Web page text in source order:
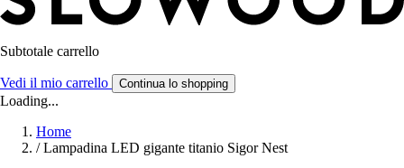
Subtotale carrello
Vedi il mio carrello Continua lo shopping
Loading...
Home
/ Lampadina LED gigante titanio Sigor Nest